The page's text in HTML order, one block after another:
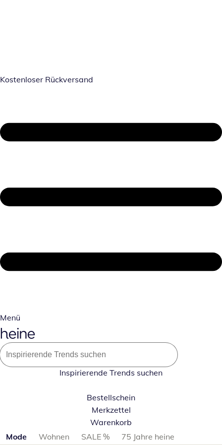
Kostenloser Rückversand
Menü
Inspirierende Trends suchen
Bestellschein
Merkzettel
Warenkorb
Produktkategorien überspringen
Mode Wohnen SALE %
75 Jahre heine